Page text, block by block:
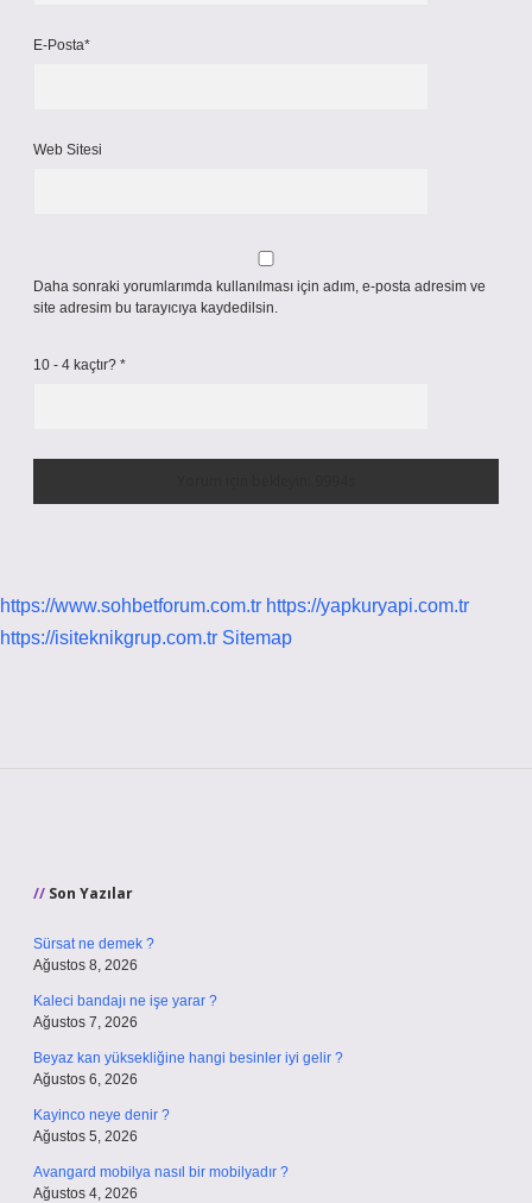
E-Posta*
Web Sitesi
Daha sonraki yorumlarımda kullanılması için adım, e-posta adresim ve
site adresim bu tarayıcıya kaydedilsin.
10 - 4 kaçtır? *
https://www.sohbetforum.com.tr https://yapkuryapi.com.tr
https://isiteknikgrup.com.tr Sitemap
Son Yazılar
Sürsat ne demek ?
Ağustos 8, 2026
Kaleci bandajı ne işe yarar ?
Ağustos 7, 2026
Beyaz kan yüksekliğine hangi besinler iyi gelir ?
Ağustos 6, 2026
Kayinco neye denir ?
Ağustos 5, 2026
Avangard mobilya nasıl bir mobilyadır ?
Ağustos 4, 2026